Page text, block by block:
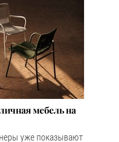
мебель на
уже показывают